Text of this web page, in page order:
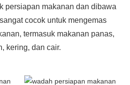
persiapan makanan dan dibawa
cocok untuk mengemas
termasuk makanan panas,
kering, dan cair.